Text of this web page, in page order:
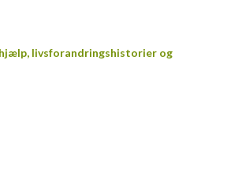
livsforandringshistorier og